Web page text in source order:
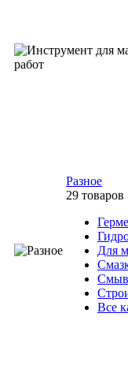
Разное
29 товаров
Для
Все